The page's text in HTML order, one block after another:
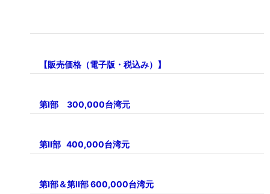
【販売価格（電子版・税込み）】
第Ⅰ部 300,000台湾元
第Ⅱ部 400,000台湾元
第Ⅰ部＆第Ⅱ部 600,000台湾元